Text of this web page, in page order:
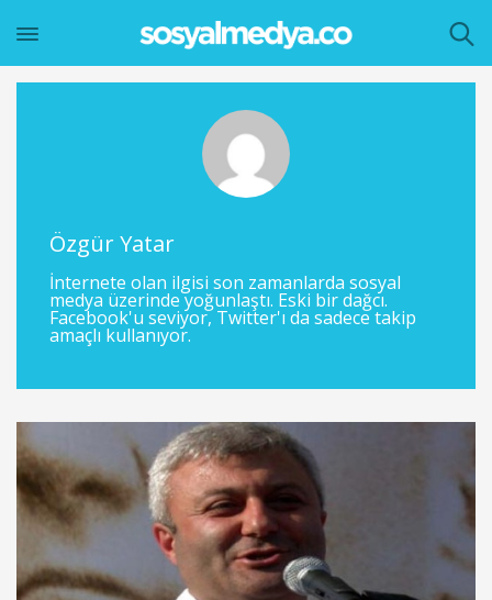
Özgür Yatar
İnternete olan ilgisi son zamanlarda sosyal
medya üzerinde yoğunlaştı. Eski bir dağcı.
Facebook'u seviyor, Twitter'ı da sadece takip
amaçlı kullanıyor.